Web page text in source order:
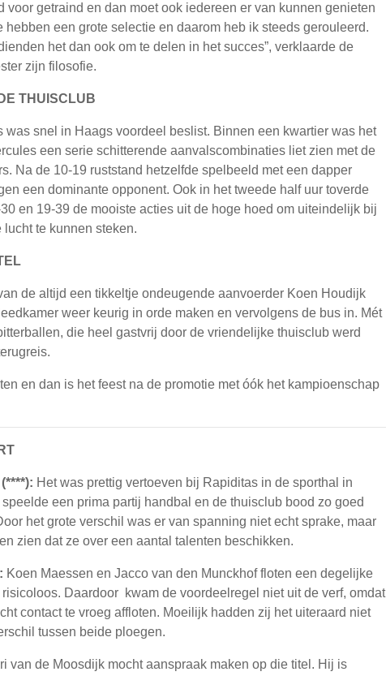
voor getraind en dan moet ook iedereen er van kunnen genieten
hebben een grote selectie en daarom heb ik steeds gerouleerd.
het dan ook om te delen in het succes”, verklaarde de
zijn filosofie.
THUISCLUB
was snel in Haags voordeel beslist. Binnen een kwartier was het
een serie schitterende aanvalscombinaties liet zien met de
Na de 10-19 ruststand hetzelfde spelbeeld met een dapper
een dominante opponent. Ook in het tweede half uur toverde
en 19-39 de mooiste acties uit de hoge hoed om uiteindelijk bij
te kunnen steken.
de altijd een tikkeltje ondeugende aanvoerder Koen Houdijk
weer keurig in orde maken en vervolgens de bus in. Mét
die heel gastvrij door de vriendelijke thuisclub werd
en dan is het feest na de promotie met óók het kampioenschap
Het was prettig vertoeven bij Rapiditas in de sporthal in
een prima partij handbal en de thuisclub bood zo goed
het grote verschil was er van spanning niet echt sprake, maar
zien dat ze over een aantal talenten beschikken.
Koen Maessen en Jacco van den Munckhof floten een degelijke
Daardoor kwam de voordeelregel niet uit de verf, omdat
contact te vroeg affloten. Moeilijk hadden zij het uiteraard niet
tussen beide ploegen.
van de Moosdijk mocht aanspraak maken op die titel. Hij is